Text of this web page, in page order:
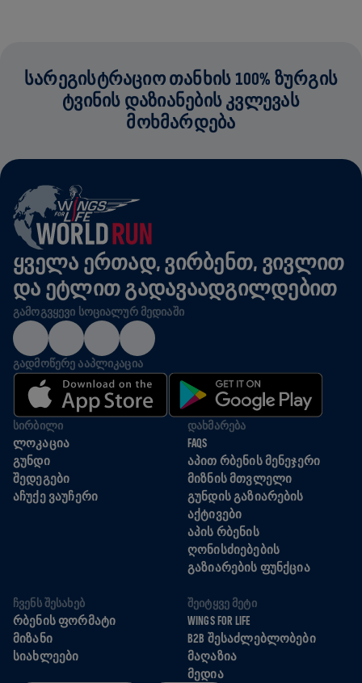
ᲡᲐᲠᲔᲒᲘᲡᲢᲠᲐᲪᲘᲝ ᲗᲐᲜᲮᲘᲡ 100% ᲖᲣᲠᲒᲘᲡ
ᲢᲕᲘᲜᲘᲡ ᲓᲐᲖᲘᲐᲜᲔᲑᲘᲡ ᲙᲕᲚᲔᲕᲐᲡ
ᲛᲝᲮᲛᲐᲠᲓᲔᲑᲐ
ᲧᲕᲔᲚᲐ ᲔᲠᲗᲐᲓ, ᲕᲘᲠᲑᲔᲜᲗ, ᲕᲘᲕᲚᲘᲗ
ᲓᲐ ᲔᲢᲚᲘᲗ ᲒᲐᲓᲐᲕᲐᲐᲓᲒᲘᲚᲓᲔᲑᲘᲗ
ᲒᲐᲛᲝᲒᲕᲧᲔᲕᲘ ᲡᲝᲪᲘᲐᲚᲣᲠ ᲛᲔᲓᲘᲐᲨᲘ
ᲒᲐᲓᲛᲝᲬᲔᲠᲔ ᲐᲐᲞᲚᲘᲙᲐᲪᲘᲐ
ᲡᲘᲠᲑᲘᲚᲘ
ᲚᲝᲙᲐᲪᲘᲐ
ᲒᲣᲜᲓᲘ
ᲨᲔᲓᲔᲒᲔᲑᲘ
ᲐᲩᲣᲥᲔ ᲕᲐᲣᲩᲔᲠᲘ
ᲓᲐᲮᲛᲐᲠᲔᲑᲐ
FAQS
ᲐᲞᲘᲗ ᲠᲑᲔᲜᲘᲡ ᲛᲔᲜᲔᲯᲔᲠᲘ
ᲛᲘᲖᲜᲘᲡ ᲛᲗᲕᲚᲔᲚᲘ
ᲒᲣᲜᲓᲘᲡ ᲒᲐᲖᲘᲐᲠᲔᲑᲘᲡ
ᲐᲥᲢᲘᲕᲔᲑᲘ
ᲐᲞᲘᲡ ᲠᲑᲔᲜᲘᲡ
ᲦᲝᲜᲘᲡᲫᲘᲔᲑᲔᲑᲘᲡ
ᲒᲐᲖᲘᲐᲠᲔᲑᲘᲡ ᲤᲣᲜᲥᲪᲘᲐ
ᲩᲕᲔᲜᲡ ᲨᲔᲡᲐᲮᲔᲑ
ᲠᲑᲔᲜᲘᲡ ᲤᲝᲠᲛᲐᲢᲘ
ᲛᲘᲖᲐᲜᲘ
ᲡᲘᲐᲮᲚᲔᲔᲑᲘ
ᲨᲔᲘᲢᲧᲕᲔ ᲛᲔᲢᲘ
WINGS FOR LIFE
B2B ᲨᲔᲡᲐᲫᲚᲔᲑᲚᲝᲑᲔᲑᲘ
ᲛᲐᲦᲐᲖᲘᲐ
ᲛᲔᲓᲘᲐ